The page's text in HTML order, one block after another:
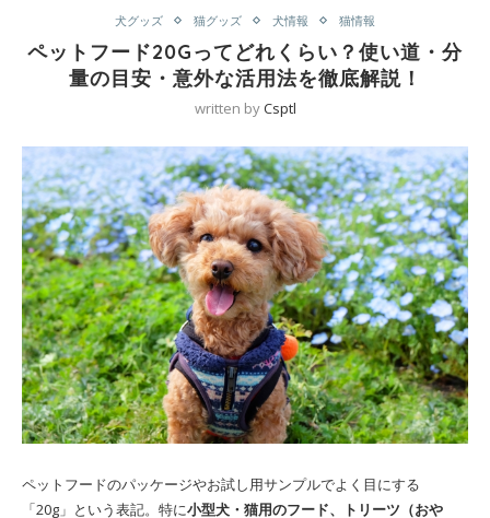
犬グッズ 猫グッズ 犬情報 猫情報
ペットフード20Gってどれくらい？使い道・分
量の目安・意外な活用法を徹底解説！
written byCsptl
ペットフードのパッケージやお試し用サンプルでよく目にする
「20g」という表記。特に小型犬・猫用のフード、トリーツ（おや